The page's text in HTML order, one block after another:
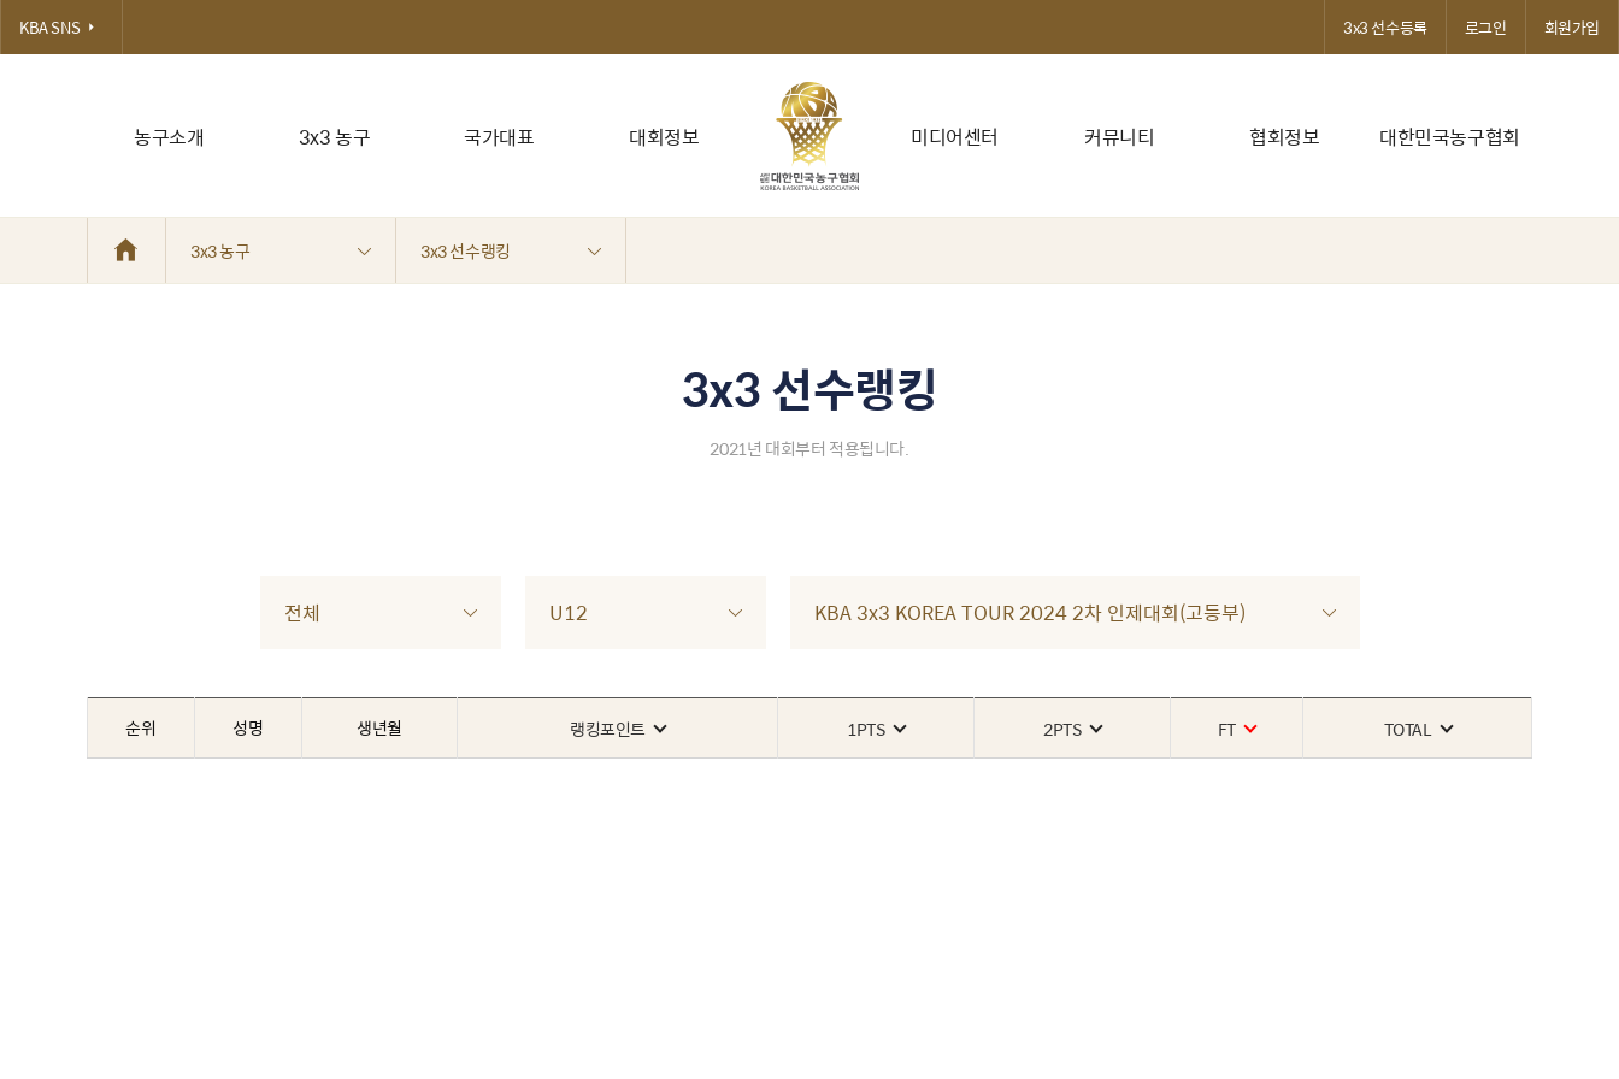
농구소개 3x3 농구 국가대표 대회정보 미디어센터 커뮤니티 협회정보 대한민국농구협회
KBA SNS 3x3 선수등록 로그인 회원가입
3x3 농구 3x3 선수랭킹
3x3 선수랭킹
2021년 대회부터 적용됩니다.
전체 U12 KBA 3x3 KOREA TOUR 2024 2차 인제대회(고등부)
순위 성명 생년월 랭킹포인트 1PTS 2PTS FT TOTAL